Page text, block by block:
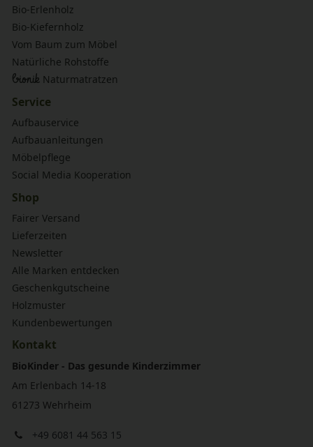
Bio-Erlenholz
Bio-Kiefernholz
Vom Baum zum Möbel
Natürliche Rohstoffe
bionik Naturmatratzen
Service
Aufbauservice
Aufbauanleitungen
Möbelpflege
Social Media Kooperation
Shop
Fairer Versand
Lieferzeiten
Newsletter
Alle Marken entdecken
Geschenkgutscheine
Holzmuster
Kundenbewertungen
Kontakt
BioKinder - Das gesunde Kinderzimmer
Am Erlenbach 14-18
61273 Wehrheim
+49 6081 44 563 15